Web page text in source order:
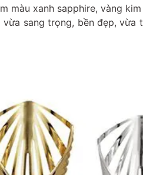
màu xanh sapphire, vàng
sang trọng, bền đẹp,